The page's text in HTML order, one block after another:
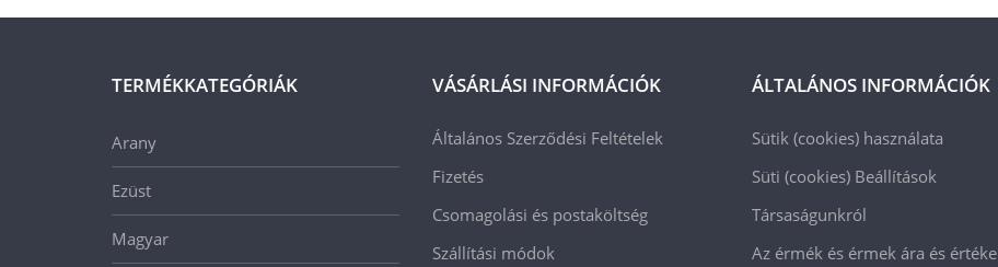
TERMÉKKATEGÓRIÁK
Arany
Ezüst
Magyar
VÁSÁRLÁSI INFORMÁCIÓK
Általános Szerződési Feltételek
Fizetés
Csomagolási és postaköltség
Szállítási módok
ÁLTALÁNOS INFORMÁCIÓK
Sütik (cookies) használata
Süti (cookies) Beállítások
Társaságunkról
Az érmék és érmek ára és értéke